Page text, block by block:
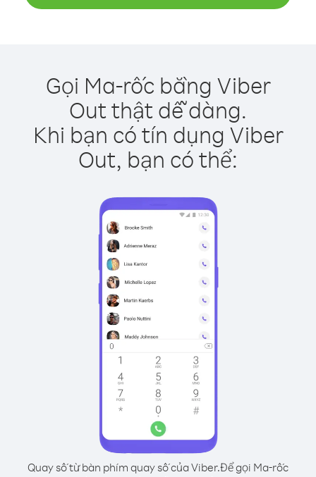
Gọi Ma-rốc bằng Viber
Out thật dễ dàng.
Khi bạn có tín dụng Viber
Out, bạn có thể:
Quay số từ bàn phím quay số của Viber.Để gọi Ma-rốc